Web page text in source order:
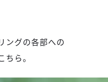
ングの各部への
ら。